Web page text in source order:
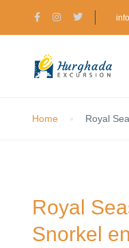
Home Royal
Royal
Snorkel